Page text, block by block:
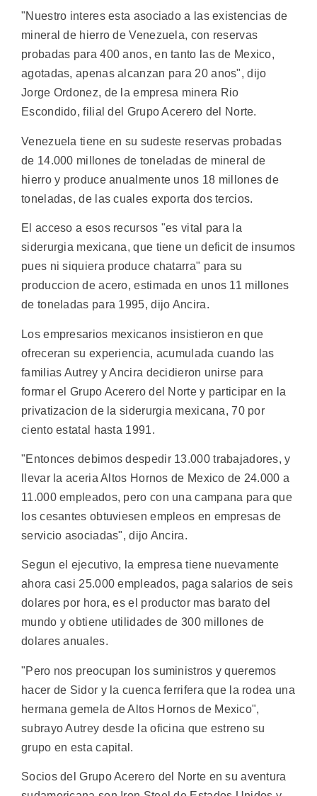
"Nuestro interes esta asociado a las existencias de
mineral de hierro de Venezuela, con reservas
probadas para 400 anos, en tanto las de Mexico,
agotadas, apenas alcanzan para 20 anos", dijo
Jorge Ordonez, de la empresa minera Rio
Escondido, filial del Grupo Acerero del Norte.
Venezuela tiene en su sudeste reservas probadas
de 14.000 millones de toneladas de mineral de
hierro y produce anualmente unos 18 millones de
toneladas, de las cuales exporta dos tercios.
El acceso a esos recursos "es vital para la
siderurgia mexicana, que tiene un deficit de insumos
pues ni siquiera produce chatarra" para su
produccion de acero, estimada en unos 11 millones
de toneladas para 1995, dijo Ancira.
Los empresarios mexicanos insistieron en que
ofreceran su experiencia, acumulada cuando las
familias Autrey y Ancira decidieron unirse para
formar el Grupo Acerero del Norte y participar en la
privatizacion de la siderurgia mexicana, 70 por
ciento estatal hasta 1991.
"Entonces debimos despedir 13.000 trabajadores, y
llevar la aceria Altos Hornos de Mexico de 24.000 a
11.000 empleados, pero con una campana para que
los cesantes obtuviesen empleos en empresas de
servicio asociadas", dijo Ancira.
Segun el ejecutivo, la empresa tiene nuevamente
ahora casi 25.000 empleados, paga salarios de seis
dolares por hora, es el productor mas barato del
mundo y obtiene utilidades de 300 millones de
dolares anuales.
"Pero nos preocupan los suministros y queremos
hacer de Sidor y la cuenca ferrifera que la rodea una
hermana gemela de Altos Hornos de Mexico",
subrayo Autrey desde la oficina que estreno su
grupo en esta capital.
Socios del Grupo Acerero del Norte en su aventura